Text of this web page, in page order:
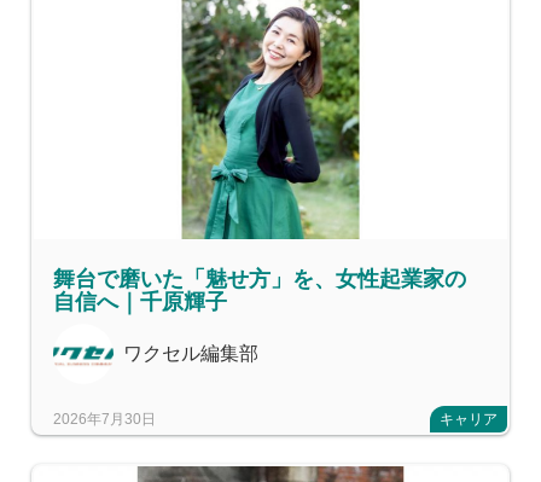
舞台で磨いた「魅せ方」を、女性起業家の
自信へ｜千原輝子
ワクセル編集部
2026年7月30日 キャリア